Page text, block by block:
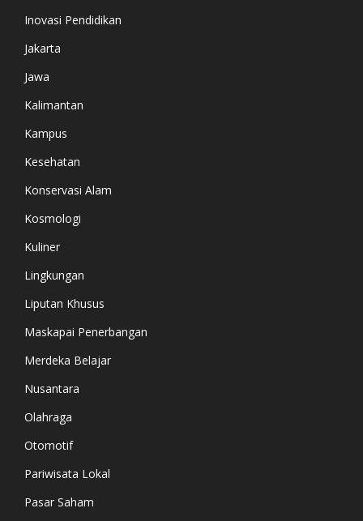
Inovasi Pendidikan
Jakarta
Jawa
Kalimantan
Kampus
Kesehatan
Konservasi Alam
Kosmologi
Kuliner
Lingkungan
Liputan Khusus
Maskapai Penerbangan
Merdeka Belajar
Nusantara
Olahraga
Otomotif
Pariwisata Lokal
Pasar Saham